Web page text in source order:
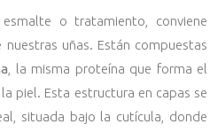
o tratamiento, conviene
uñas. Están compuestas
, la misma proteína que forma el
piel. Esta estructura en capas se
situada bajo la cutícula, donde